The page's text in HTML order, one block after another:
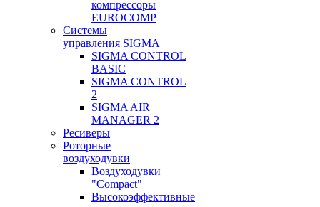
компрессоры
EUROCOMP
Системы
управления SIGMA
SIGMA CONTROL
BASIC
SIGMA CONTROL
2
SIGMA AIR
MANAGER 2
Ресиверы
Роторные
воздуходувки
Воздуходувки
"Compact"
Высокоэффективные